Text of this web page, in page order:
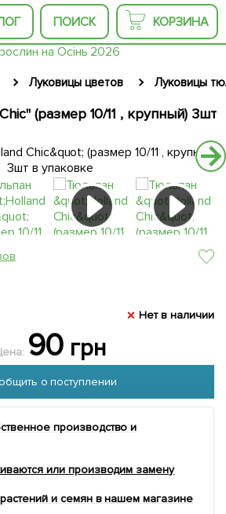
ПОИСК КОРЗИНА
Луковицы цветов Луковицы
(размер 10/11 , крупный) 3шт
Нет в наличии
90 грн
о поступлении
производство и
или производим замену
и семян в нашем магазине